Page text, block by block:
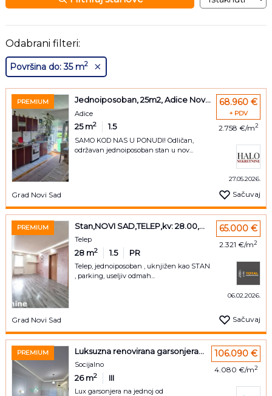
Odabrani filteri:
Površina do: 35 m2
PREMIUM Jednoiposoban, 25m2, Adice Nov...
Adice
25m2 1.5
SAMO KOD NAS U PONUDI! Odličan,
održavan jednoiposoban stan u nov...
68.960 €
+ PDV
2.758 €/m2
27.05.2026.
Grad Novi Sad Sačuvaj
PREMIUM Stan,NOVI SAD,TELEP,kv: 28.00,...
Telep
28 m2 1.5 PR
Telep, jednoiposoban , uknjižen kao STAN
, parking, useljiv odmah...
65.000 €
2.321 €/m2
06.02.2026.
Grad Novi Sad Sačuvaj
PREMIUM Luksuzna renovirana garsonjera...
Socijalno
26m2 III
Lux garsonjera na jednoj od
106.090 €
4.080 €/m2